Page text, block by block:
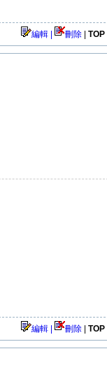
編輯 | 刪除 TOP
編輯 | 刪除 TOP